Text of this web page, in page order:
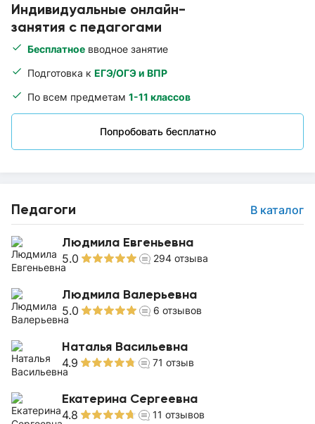
Индивидуальные онлайн-
занятия с педагогами
Бесплатное вводное занятие
Подготовка к ЕГЭ/ОГЭ и ВПР
По всем предметам 1-11 классов
Попробовать бесплатно
Педагоги В каталог
Людмила Евгеньевна
5.0 294 отзыва
Людмила Валерьевна
5.0 6 отзывов
Наталья Васильевна
4.9 71 отзыв
Екатерина Сергеевна
4.8 11 отзывов